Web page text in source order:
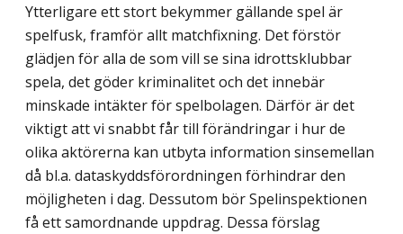
Ytterligare ett stort bekymmer gällande spel är
spelfusk, framför allt matchfixning. Det förstör
glädjen för alla de som vill se sina idrottsklubbar
spela, det göder krimi­nalitet och det innebär
minskade intäkter för spelbolagen. Därför är det
viktigt att vi snabbt får till förändringar i hur de
olika aktörerna kan utbyta information sinsemellan
då bl.a. dataskyddsförordningen förhindrar den
möjligheten i dag. Dessutom bör Spelinspektionen
få ett samordnande uppdrag. Dessa förslag